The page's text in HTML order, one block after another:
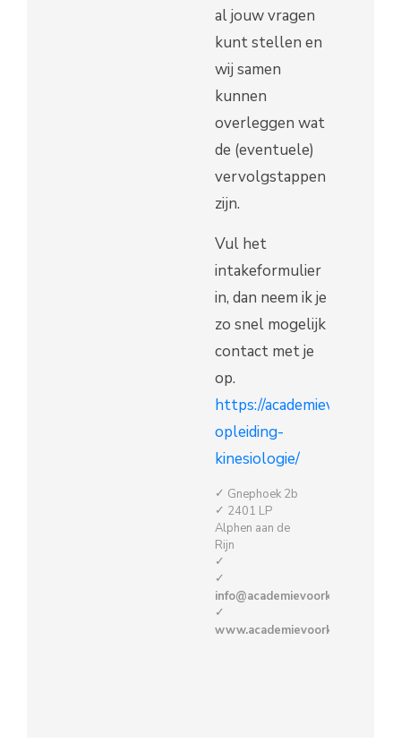
al jouw vragen
kunt stellen en
wij samen
kunnen
overleggen wat
de (eventuele)
vervolgstappen
zijn.
Vul het
intakeformulier
in, dan neem ik je
zo snel mogelijk
contact met je
op.
https://
opleiding-
kinesiologie/
Gnephoek 2b
2401 LP
Alphen aan de
Rijn